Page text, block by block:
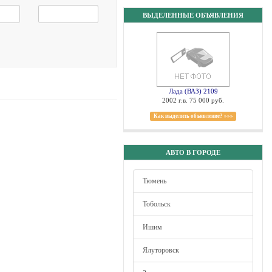
ВЫДЕЛЕННЫЕ ОБЪЯВЛЕНИЯ
Лада (ВАЗ) 2109
2002 г.в. 75 000 руб.
Как выделить объявление? »»»
АВТО В ГОРОДЕ
Тюмень
Тобольск
Ишим
Ялуторовск